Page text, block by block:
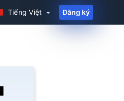
Tiếng Việt
Tiếng Việt Đăng ký